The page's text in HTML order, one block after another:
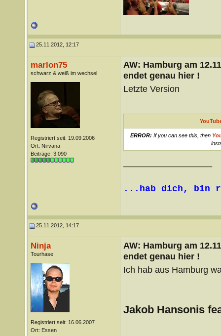
25.11.2012, 12:17
marlon75
schwarz & weiß im wechsel
Registriert seit: 19.09.2006
Ort: Nirvana
Beiträge: 3.090
AW: Hamburg am
endet genau hier !
Letzte Version
ERROR: If you can see this, then
...hab dich, bin
25.11.2012, 14:17
Ninja
Tourhase
Registriert seit: 16.06.2007
Ort: Essen
AW: Hamburg am
endet genau hier !
Ich hab aus Hamburg
Jakob Hansonis